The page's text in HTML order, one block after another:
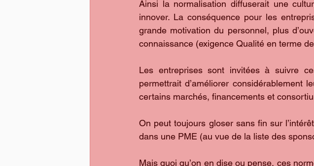
Ainsi la normalisation diffuserait une
innover. La conséquence pour les
grande motivation du personnel, plus
connaissance (exigence Qualité en terme
Les entreprises sont invitées à suivre
permettrait d’améliorer considérablement
certains marchés, financements et
On peut toujours gloser sans fin sur
dans une PME (au vue de la liste des
Mais quoi qu’on en dise ou pense, ces